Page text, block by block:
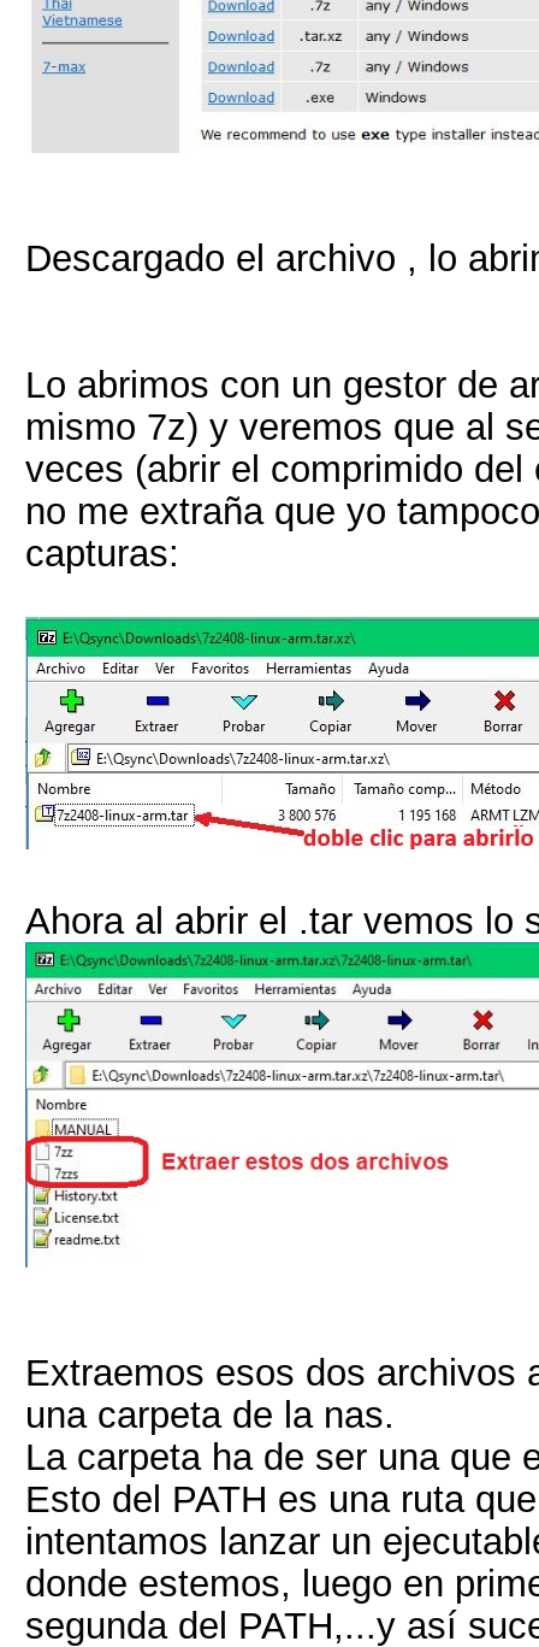
Descargado el archivo , lo
Lo abrimos con un gestor de
mismo 7z) y veremos que al
veces (abrir el comprimido
no me extraña que yo
capturas:
Ahora al abrir el .tar vemos lo
Extraemos esos dos archivos
una carpeta de la nas.
La carpeta ha de ser una que
Esto del PATH es una ruta
intentamos lanzar un
donde estemos, luego en
segunda del PATH,...y así